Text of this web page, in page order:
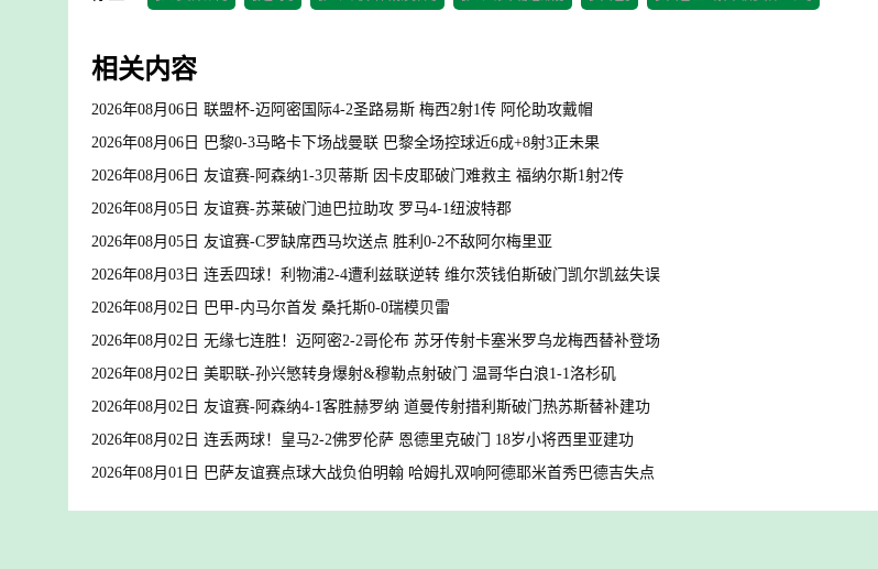
相关内容
2026年08月06日 联盟杯-迈阿密国际4-2圣路易斯 梅西2射1传 阿伦助攻戴帽
2026年08月06日 巴黎0-3马略卡下场战曼联 巴黎全场控球近6成+8射3正未果
2026年08月06日 友谊赛-阿森纳1-3贝蒂斯 因卡皮耶破门难救主 福纳尔斯1射2传
2026年08月05日 友谊赛-苏莱破门迪巴拉助攻 罗马4-1纽波特郡
2026年08月05日 友谊赛-C罗缺席西马坎送点 胜利0-2不敌阿尔梅里亚
2026年08月03日 连丢四球！利物浦2-4遭利兹联逆转 维尔茨钱伯斯破门凯尔凯兹失误
2026年08月02日 巴甲-内马尔首发 桑托斯0-0瑞模贝雷
2026年08月02日 无缘七连胜！迈阿密2-2哥伦布 苏牙传射卡塞米罗乌龙梅西替补登场
2026年08月02日 美职联-孙兴慜转身爆射&穆勒点射破门 温哥华白浪1-1洛杉矶
2026年08月02日 友谊赛-阿森纳4-1客胜赫罗纳 道曼传射措利斯破门热苏斯替补建功
2026年08月02日 连丢两球！皇马2-2佛罗伦萨 恩德里克破门 18岁小将西里亚建功
2026年08月01日 巴萨友谊赛点球大战负伯明翰 哈姆扎双响阿德耶米首秀巴德吉失点